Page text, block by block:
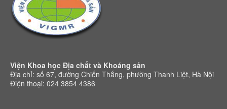
Viện Khoa học Địa chất và Khoáng sản
Địa chỉ: số 67, đường Chiến Thắng, phường Thanh Liệt, Hà Nội
Điện thoại: 024 3854 4386